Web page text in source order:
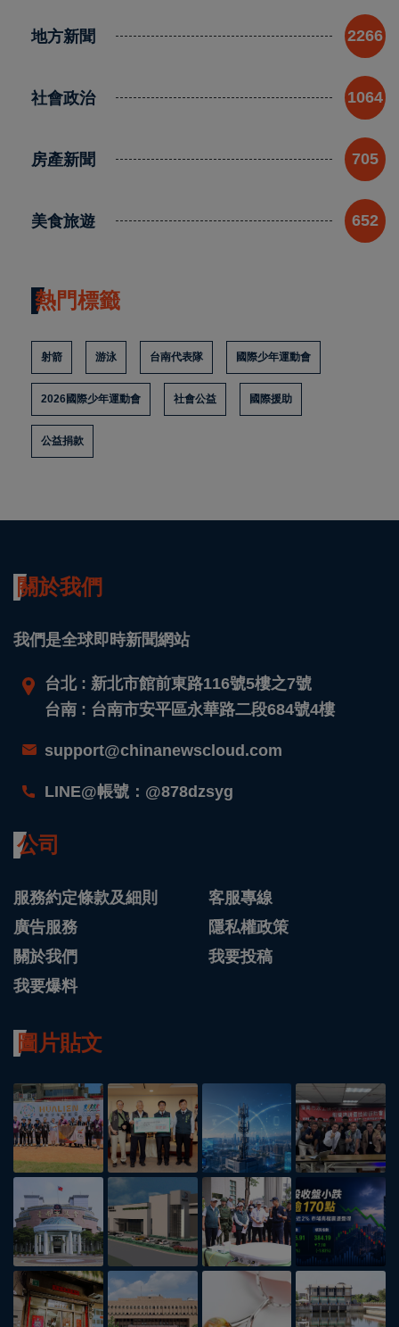
地方新聞 2266
社會政治 1064
房產新聞 705
美食旅遊 652
熱門標籤
射箭 游泳 台南代表隊 國際少年運動會
2026國際少年運動會 社會公益 國際援助
公益捐款
關於我們
我們是全球即時新聞網站
台北 : 新北市館前東路116號5樓之7號
台南 : 台南市安平區永華路二段684號4樓
support@chinanewscloud.com
LINE@帳號：@878dzsyg
公司
服務約定條款及細則
客服專線
廣告服務
隱私權政策
關於我們
我要投稿
我要爆料
圖片貼文